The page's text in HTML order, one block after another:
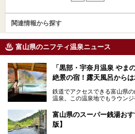
関連情報から探す
富山県のニフティ温泉ニュース
「黒部・宇奈月温泉 やま
絶景の宿！露天風呂から
鉄道でアクセスできる富山県
温泉。この温泉地でもラウンジ
の「黒部・宇奈月温泉 やまの
自慢の眺望、温泉、居心地の良
富山県のスーパー銭湯お
版】